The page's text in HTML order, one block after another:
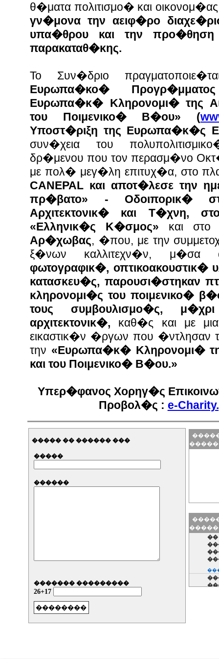
θ�ματα πολιτισμο� και
γν�μονα την αειφ�ρο
υπα�θρου και την προ�θηση
παρακαταθ�κης.
Το Συν�δριο
Ευρωπα�κο�
Ευρωπα�κ� Κληρονομι� της
του Ποιμενικο� Β�ου» (
Υποστ�ριξη της Ευρωπα�κ�ς
συν�χεια του
δρ�μενου που τον περασμ�νο
με πολ� μεγ�λη επιτυχ�α, στο
CANEPAL και αποτ�λεσε την
πρ�βατο» - Οδοιπορικ�
Αρχιτεκτονικ� και Τ�χνη,
«Ελληνικ�ς Κ�σμος» και
Αρ�χωβας, �που, με την
ξ�νων καλλιτεχν�ν,
φωτογραφικ�, οπτικοακουστικ�
κατασκευ�ς, παρουσι�στηκαν
κληρονομι�ς του ποιμενικο�
τους συμβουλισμο�ς,
αρχιτεκτονικ�, καθ�ς και με
εικαστικ�ν �ργων που
την «Ευρωπα�κ� Κληρονομι�
και του Ποιμενικο� Β�ου.»
Υπερ�φανος Χορηγ�ς
Προβολ�ς : e-
����� �� ������ ���
�����
������
������� ���������
26+17
��